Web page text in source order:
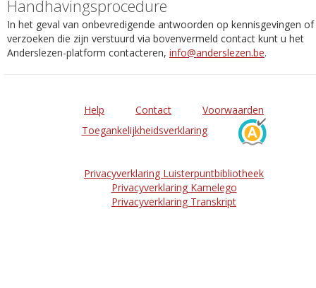
Handhavingsprocedure
In het geval van onbevredigende antwoorden op kennisgevingen of
verzoeken die zijn verstuurd via bovenvermeld contact kunt u het
Anderslezen-platform contacteren, info@anderslezen.be.
Help Contact
Voorwaarden
Toegankelijkheidsverklaring
Privacyverklaring Luisterpuntbibliotheek
Privacyverklaring Kamelego
Privacyverklaring Transkript